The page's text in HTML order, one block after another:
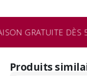
GRATUITE
Produits